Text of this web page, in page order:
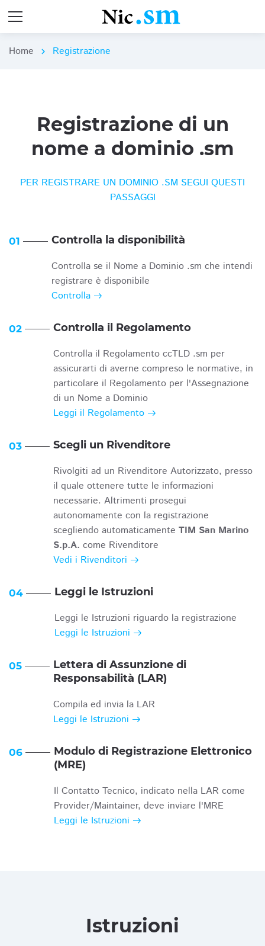
Home chevron_right Registrazione
Registrazione di un
nome a dominio .sm
PER REGISTRARE UN DOMINIO .SM SEGUI QUESTI
PASSAGGI
01 Controlla la disponibilità
Controlla se il Nome a Dominio .sm che intendi
registrare è disponibile
Controlla
02 Controlla il Regolamento
Controlla il Regolamento ccTLD .sm per
assicurarti di averne compreso le normative, in
particolare il Regolamento per l'Assegnazione
di un Nome a Dominio
Leggi il Regolamento
03 Scegli un Rivenditore
Rivolgiti ad un Rivenditore Autorizzato, presso
il quale ottenere tutte le informazioni
necessarie. Altrimenti prosegui
autonomamente con la registrazione
scegliendo automaticamente TIM San Marino
S.p.A. come Rivenditore
Vedi i Rivenditori
04 Leggi le Istruzioni
Leggi le Istruzioni riguardo la registrazione
Leggi le Istruzioni
05
Lettera di Assunzione di
Responsabilità (LAR)
Compila ed invia la LAR
Leggi le Istruzioni
06
Modulo di Registrazione Elettronico
(MRE)
Il Contatto Tecnico, indicato nella LAR come
Provider/Maintainer, deve inviare l'MRE
Leggi le Istruzioni
Istruzioni